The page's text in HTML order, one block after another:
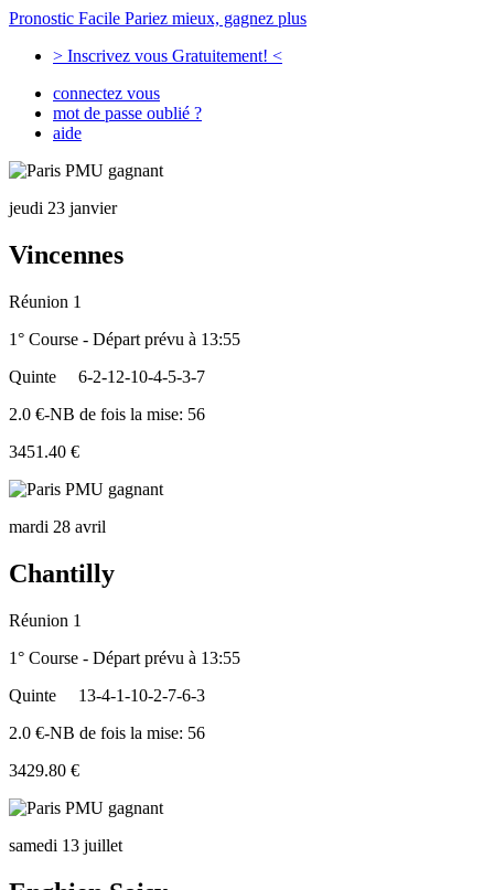
Pronostic Facile Pariez mieux, gagnez plus
> Inscrivez vous Gratuitement! <
connectez vous
mot de passe oublié ?
aide
jeudi 23 janvier
Vincennes
Réunion 1
1° Course - Départ prévu à 13:55
Quinte
6-2-12-10-4-5-3-7
2.0 €-NB de fois la mise: 56
3451.40 €
mardi 28 avril
Chantilly
Réunion 1
1° Course - Départ prévu à 13:55
Quinte
13-4-1-10-2-7-6-3
2.0 €-NB de fois la mise: 56
3429.80 €
samedi 13 juillet